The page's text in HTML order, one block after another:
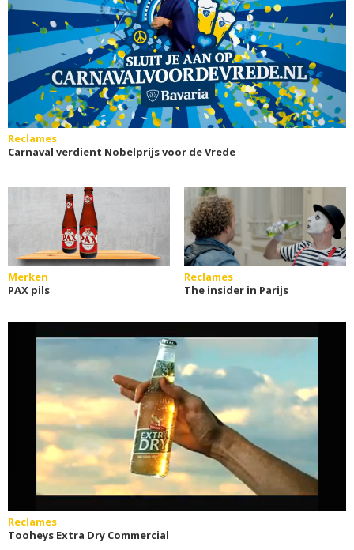
Reclames
Carnaval verdient Nobelprijs voor de Vrede
Merken
PAX pils
Reclames
The insider in Parijs
Reclames
Tooheys Extra Dry Commercial